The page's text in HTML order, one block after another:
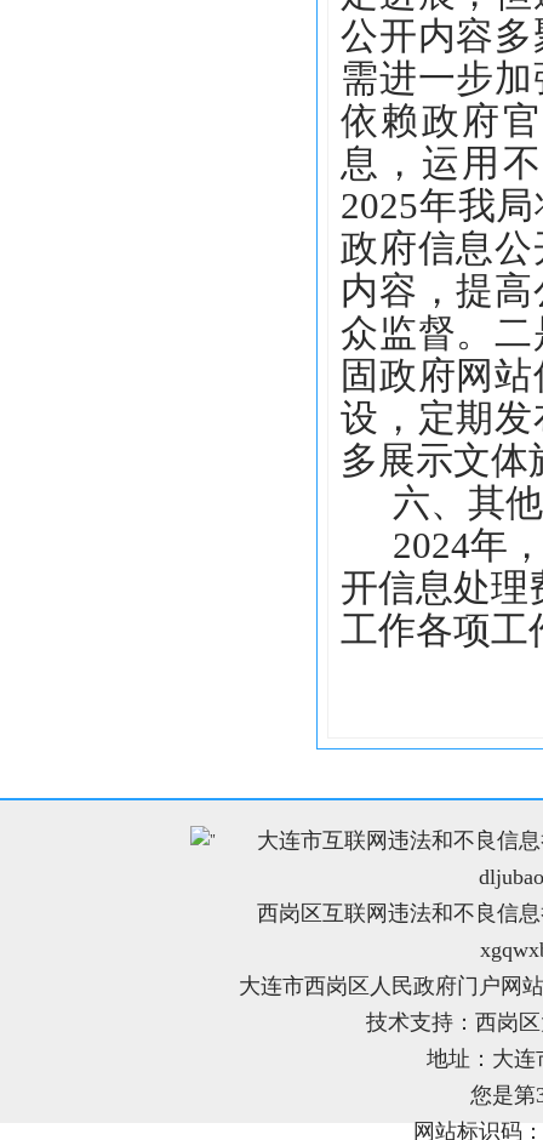
公开内容
需进一步
依赖政府
息，运用
2025年我
政府信息
内容，提
众监督。
固政府网
设，定期
多展示文体
六、其
2024年
开信息处理
工作各项工
"
大连市互联网违法和不良信
西岗区互联网违法和不良信
大连市西岗区人民政府门户网
技术支持：西岗
地址：大连
您是第
网站标识码